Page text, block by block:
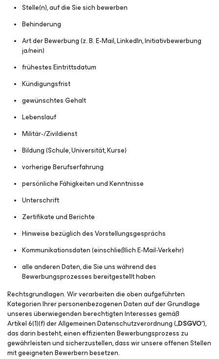
Stelle(n), auf die Sie sich bewerben
Behinderung
Art der Bewerbung (z. B. E-Mail, LinkedIn, Initiativbewerbung
ja/nein)
frühestes Eintrittsdatum
Kündigungsfrist
gewünschtes Gehalt
Lebenslauf
Militär-/Zivildienst
Bildung (Schule, Universität, Kurse)
vorherige Berufserfahrung
persönliche Fähigkeiten und Kenntnisse
Unterschrift
Zertifikate und Berichte
Hinweise bezüglich des Vorstellungsgesprächs
Kommunikationsdaten (einschließlich E-Mail-Verkehr)
alle anderen Daten, die Sie uns während des
Bewerbungsprozesses bereitgestellt haben
Rechtsgrundlagen.Wir verarbeiten die oben aufgeführten
Kategorien Ihrer personenbezogenen Daten auf der Grundlage
unseres überwiegenden berechtigten Interesses gemäß
Artikel 6(1)(f) der Allgemeinen Datenschutzverordnung („DSGVO“),
das darin besteht, einen effizienten Bewerbungsprozess zu
gewährleisten und sicherzustellen, dass wir unsere offenen Stellen
mit geeigneten Bewerbern besetzen.